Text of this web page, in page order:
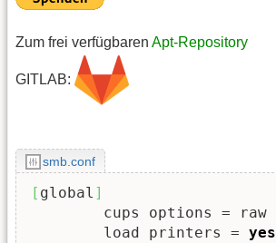
Zum frei verfügbaren Apt-Repository
GITLAB:
smb.conf
[ global ]
        cups options = raw
        load printers =
yes